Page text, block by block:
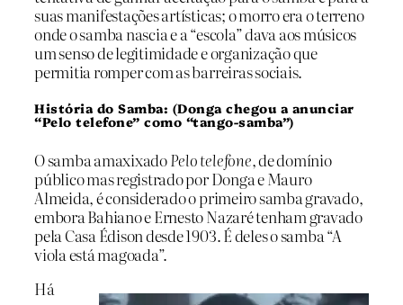
suas manifestações artísticas; o morro era o terreno
onde o samba nascia e a “escola” dava aos músicos
um senso de legitimidade e organização que
permitia romper com as barreiras sociais.
História do Samba: (Donga chegou a anunciar
“Pelo telefone” como “tango-samba”)
O samba amaxixadoPelo telefone, de domínio
público mas registrado por Donga e Mauro
Almeida, é considerado o primeiro samba gravado,
embora Bahiano e Ernesto Nazaré tenham gravado
pela Casa Édison desde 1903. É deles o samba “A
viola está magoada”.
Há